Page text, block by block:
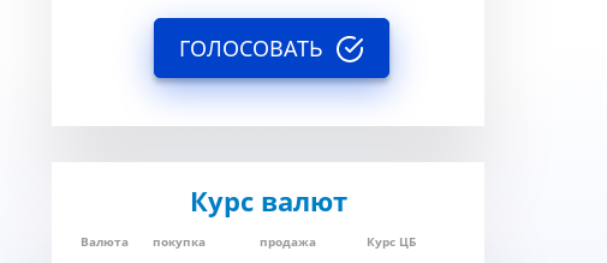
ГОЛОСОВАТЬ
Курс валют
Валюта покупка продажа Курс ЦБ